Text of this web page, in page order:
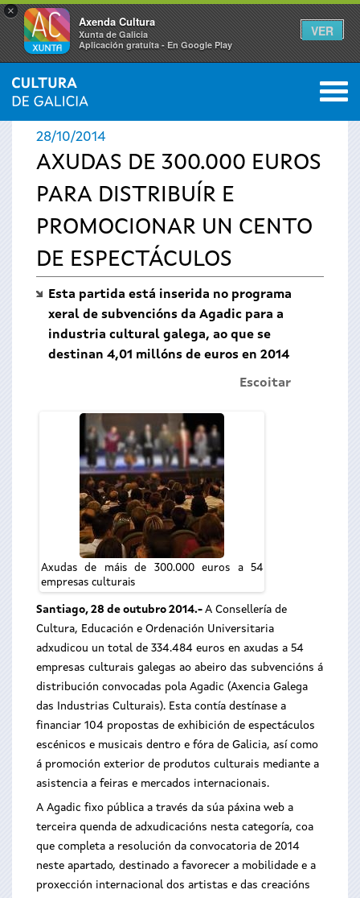
×
Axenda Cultura
Xunta de Galicia
Aplicación gratuíta - En Google Play
VER
Vostede
está
aquí
INICIO › ACTUALIDADE 0
28/10/2014
AXUDAS DE 300.000 EUROS
PARA DISTRIBUÍR E
PROMOCIONAR UN CENTO
DE ESPECTÁCULOS
Esta partida está inserida no programa
xeral de subvencións da Agadic para a
industria cultural galega, ao que se
destinan 4,01 millóns de euros en 2014
Escoitar
Axudas de máis de 300.000 euros a 54
empresas culturais
Santiago, 28 de outubro 2014.- A Consellería de
Cultura, Educación e Ordenación Universitaria
adxudicou un total de 334.484 euros en axudas a 54
empresas culturais galegas ao abeiro das subvencións á
distribución convocadas pola Agadic (Axencia Galega
das Industrias Culturais). Esta contía destínase a
financiar 104 propostas de exhibición de espectáculos
escénicos e musicais dentro e fóra de Galicia, así como
á promoción exterior de produtos culturais mediante a
asistencia a feiras e mercados internacionais.
A Agadic fixo pública a través da súa páxina web a
terceira quenda de adxudicacións nesta categoría, coa
que completa a resolución da convocatoria de 2014
neste apartado, destinado a favorecer a mobilidade e a
proxección internacional dos artistas e das creacións